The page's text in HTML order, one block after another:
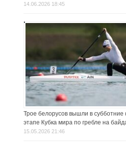
14.06.2026 18:45
Трое белорусов вышли в
этапе Кубка мира по гребле на
15.05.2026 21:46